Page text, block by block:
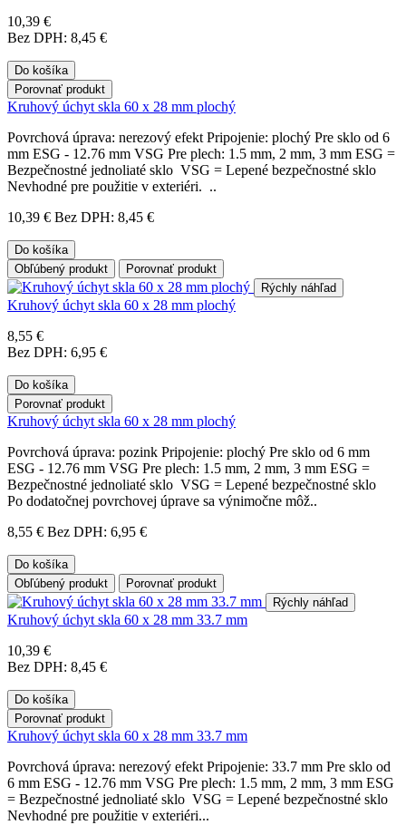
10,39 €
Bez DPH: 8,45 €
Do košíka
Porovnať produkt
Kruhový úchyt skla 60 x 28 mm plochý
Povrchová úprava: nerezový efekt Pripojenie: plochý Pre sklo od 6
mm ESG - 12.76 mm VSG Pre plech: 1.5 mm, 2 mm, 3 mm ESG =
Bezpečnostné jednoliaté sklo VSG = Lepené bezpečnostné sklo
Nevhodné pre použitie v exteriéri. ..
10,39 € Bez DPH: 8,45 €
Do košíka
Obľúbený produkt
Porovnať produkt
Rýchly náhľad
Kruhový úchyt skla 60 x 28 mm plochý
8,55 €
Bez DPH: 6,95 €
Do košíka
Porovnať produkt
Kruhový úchyt skla 60 x 28 mm plochý
Povrchová úprava: pozink Pripojenie: plochý Pre sklo od 6 mm
ESG - 12.76 mm VSG Pre plech: 1.5 mm, 2 mm, 3 mm ESG =
Bezpečnostné jednoliaté sklo VSG = Lepené bezpečnostné sklo
Po dodatočnej povrchovej úprave sa výnimočne môž..
8,55 € Bez DPH: 6,95 €
Do košíka
Obľúbený produkt
Porovnať produkt
Rýchly náhľad
Kruhový úchyt skla 60 x 28 mm 33.7 mm
10,39 €
Bez DPH: 8,45 €
Do košíka
Porovnať produkt
Kruhový úchyt skla 60 x 28 mm 33.7 mm
Povrchová úprava: nerezový efekt Pripojenie: 33.7 mm Pre sklo od
6 mm ESG - 12.76 mm VSG Pre plech: 1.5 mm, 2 mm, 3 mm ESG
= Bezpečnostné jednoliaté sklo VSG = Lepené bezpečnostné sklo
Nevhodné pre použitie v exteriéri...